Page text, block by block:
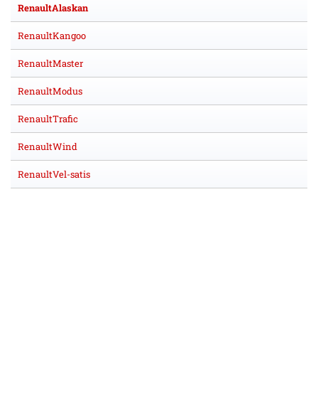
RenaultAlaskan
RenaultKangoo
RenaultMaster
RenaultModus
RenaultTrafic
RenaultWind
RenaultVel-satis